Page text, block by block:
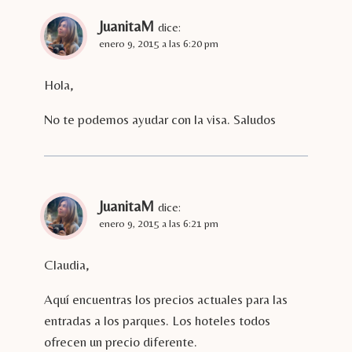
JuanitaM dice:
enero 9, 2015 a las 6:20 pm
Hola,
No te podemos ayudar con la visa. Saludos
JuanitaM dice:
enero 9, 2015 a las 6:21 pm
Claudia,
Aquí encuentras los precios actuales para las
entradas a los parques. Los hoteles todos
ofrecen un precio diferente.